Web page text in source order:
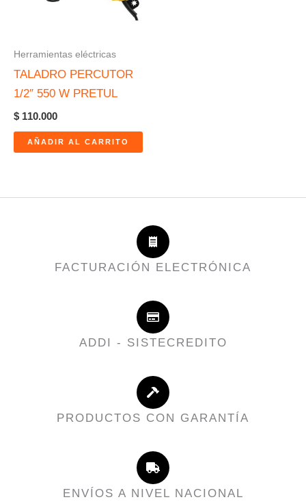
Herramientas eléctricas
TALADRO PERCUTOR
1/2″ 550 W PRETUL
$ 110.000
AÑADIR AL CARRITO
FACTURACIÓN ELECTRÓNICA
ADDI - SISTECREDITO
PRODUCTOS CON GARANTÍA
ENVÍOS A NIVEL NACIONAL